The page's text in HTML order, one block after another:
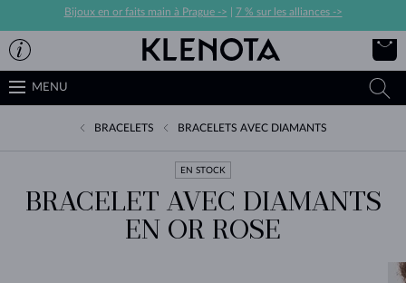
Bijoux en or faits main à Prague -> 7 % sur les alliances ->
MENU
BRACELETS BRACELETS AVEC DIAMANTS
EN STOCK
BRACELET AVEC DIAMANTS
EN OR ROSE